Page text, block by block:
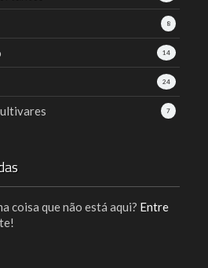
8
14
24
7
coisa que não está aqui? Entre